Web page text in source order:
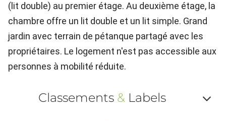
(lit double) au premier étage. Au deuxième étage, la
chambre offre un lit double et un lit simple. Grand
jardin avec terrain de pétanque partagé avec les
propriétaires. Le logement n'est pas accessible aux
personnes à mobilité réduite.
Classements &Labels